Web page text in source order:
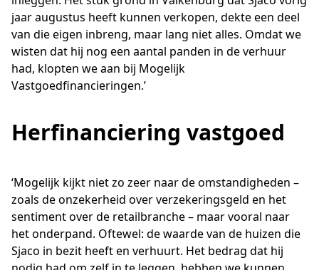
jaar augustus heeft kunnen verkopen, dekte een deel
van die eigen inbreng, maar lang niet alles. Omdat we
wisten dat hij nog een aantal panden in de verhuur
had, klopten we aan bij Mogelijk
Vastgoedfinancieringen.’
Herfinanciering vastgoed
‘Mogelijk kijkt niet zo zeer naar de omstandigheden –
zoals de onzekerheid over verzekeringsgeld en het
sentiment over de retailbranche – maar vooral naar
het onderpand. Oftewel: de waarde van de huizen die
Sjaco in bezit heeft en verhuurt. Het bedrag dat hij